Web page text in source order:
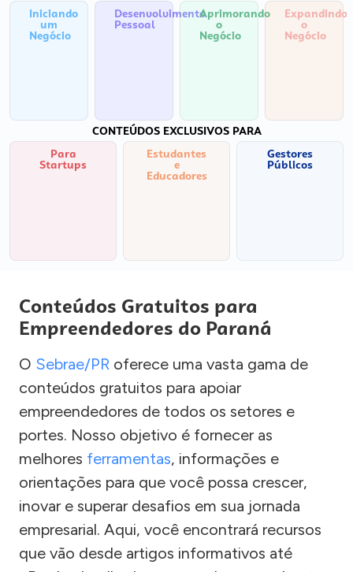
Iniciando
um
Negócio
Desenvolvimento
Pessoal
Aprimorando
o
Negócio
Expandindo
o
Negócio
CONTEÚDOS EXCLUSIVOS PARA
Para
Startups
Estudantes
e
Educadores
Gestores
Públicos
Conteúdos Gratuitos para
Empreendedores do Paraná
O Sebrae/PR oferece uma vasta gama de
conteúdos gratuitos para apoiar
empreendedores de todos os setores e
portes. Nosso objetivo é fornecer as
melhores ferramentas, informações e
orientações para que você possa crescer,
inovar e superar desafios em sua jornada
empresarial. Aqui, você encontrará recursos
que vão desde artigos informativos até